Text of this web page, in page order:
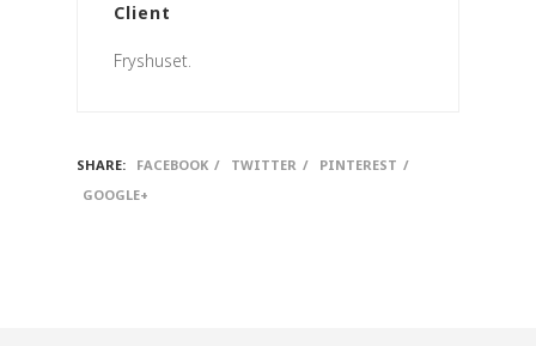
Client
Fryshuset.
SHARE: FACEBOOK / TWITTER / PINTEREST /
GOOGLE+